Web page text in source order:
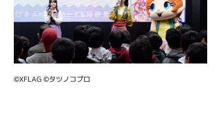
©XFLAG ©タツノコプロ